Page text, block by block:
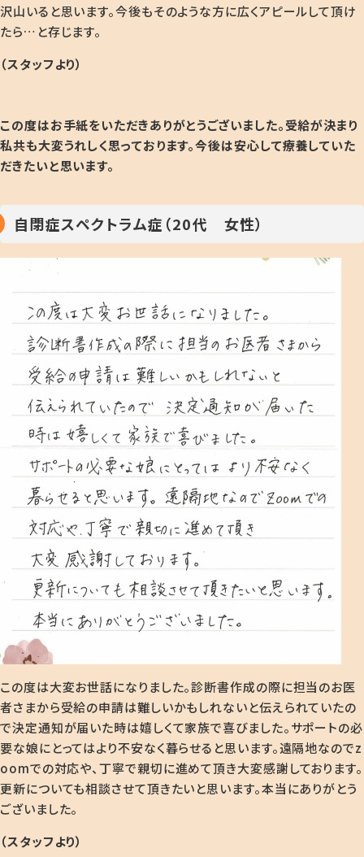
沢山いると思います。今後もそのような方に広くアピールして頂け
たら…と存じます。
（スタッフより）
この度はお手紙をいただきありがとうございました。受給が決まり
私共も大変うれしく思っております。今後は安心して療養していた
だきたいと思います。
自閉症スペクトラム症（20代 女性）
この度は大変お世話になりました。診断書作成の際に担当のお医
者さまから受給の申請は難しいかもしれないと伝えられていたの
で決定通知が届いた時は嬉しくて家族で喜びました。サポートの必
要な娘にとってはより不安なく暮らせると思います。遠隔地なのでz
oomでの対応や、丁寧で親切に進めて頂き大変感謝しております。
更新についても相談させて頂きたいと思います。本当にありがとう
ございました。
（スタッフより）